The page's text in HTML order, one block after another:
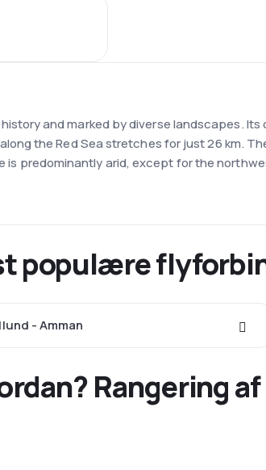
and marked by diverse landscapes.
the Red Sea stretches for just 26 km.
is predominantly arid, except for the
populære
- Amman
Rangering